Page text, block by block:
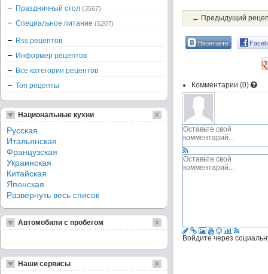
← Предыдущий
Вконтакте
Комментарии (0)
Войдите через
Праздничный стол (3567)
Специальное питание (5207)
Rss рецептов
Информер рецептов
Все категории рецептов
Топ рецепты
Национальные кухни
Русская
Итальянская
Французская
Украинская
Китайская
Японская
Развернуть весь список
Автомобили с пробегом
Наши сервисы